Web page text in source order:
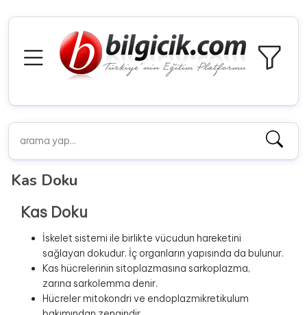
Kas Doku
Kas Doku
İskelet sistemi ile birlikte vücudun hareketini
sağlayan dokudur. İç organların yapısında da bulunur.
Kas hücrelerinin sitoplazmasına sarkoplazma,
zarına sarkolemma denir.
Hücreler mitokondri ve endoplazmikretikulum